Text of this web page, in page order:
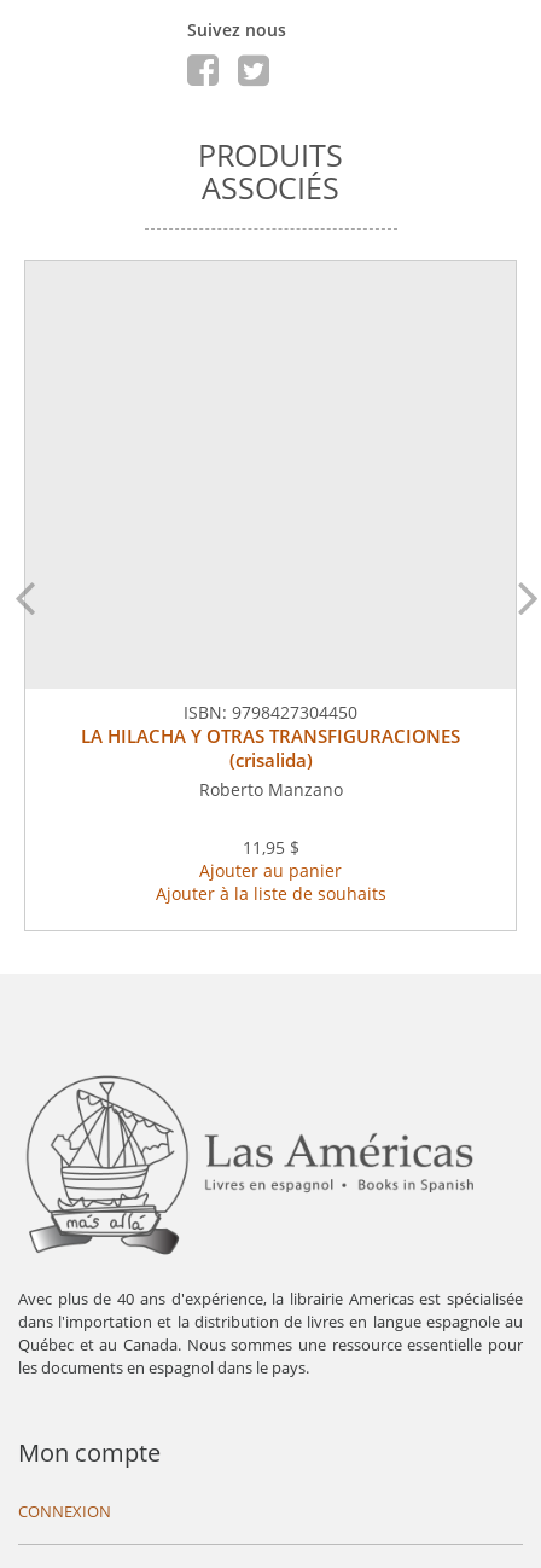
Suivez nous
PRODUITS
ASSOCIÉS
ISBN: 9798427304450
LA HILACHA Y OTRAS TRANSFIGURACIONES
(crisalida)
Roberto Manzano
11,95 $
Ajouter au panier
Ajouter à la liste de souhaits
Avec plus de 40 ans d'expérience, la librairie Americas est spécialisée
dans l'importation et la distribution de livres en langue espagnole au
Québec et au Canada. Nous sommes une ressource essentielle pour
les documents en espagnol dans le pays.
Mon compte
CONNEXION